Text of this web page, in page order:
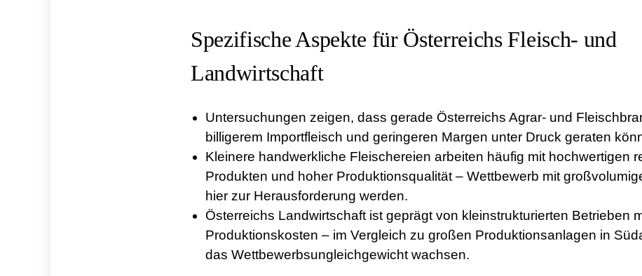
Spezifische Aspekte für Österreichs Fleisch- und
Landwirtschaft
Untersuchungen zeigen, dass gerade Österreichs Agrar- und
billigerem Importfleisch und geringeren Margen unter Druck geraten
Kleinere handwerkliche Fleischereien arbeiten häufig mit hochwertigen
Produkten und hoher Produktionsqualität – Wettbewerb mit
hier zur Herausforderung werden.
Österreichs Landwirtschaft ist geprägt von kleinstrukturierten Betrieben
Produktionskosten – im Vergleich zu großen Produktionsanlagen in
das Wettbewerbsungleichgewicht wachsen.